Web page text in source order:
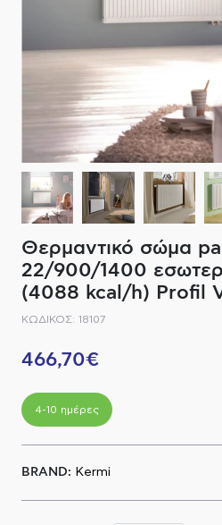
ΔΙΑΚΟΠΤΙΚΟ ΥΛΙΚΟ
ΕΞΟΠΛΙΣΜΟΣ ΘΕΡΜΑΝΣΗΣ
ΗΛΕΚΤΡΙΚΗ ΘΕΡΜΑΝΣΗ
ΦΙΛΤΡΑ ΜΠΑΝΙΟΥ
ΚΑΝΑΤΕΣ-ΠΑΓΟΥΡΙΑ ΦΙΛΤΡΟΥ
ΑΞΕΣΟΥΑΡ
ΜΠΑΤΑΡΙΕΣ ΜΠΑΝΙΟΥ
ΣΤΗΛΕΣ - ΥΔΡΟΜΑΣΑΖ
ΚΑΖΑΝΑΚΙΑ
ΚΑΝΑΛΙΑ ΝΤΟΥΖΙΕΡΑΣ
ΕΞΑΡΤΗΜΑΤΑ ΝΤΟΥΣ
Α.Μ.Ε.Α
Θερμαντικό σώμα
22/900/1400
(4088 kcal/h) Profil
ΚΩΔΙΚΟΣ: 18107
466,70€
4-10 ημέρες
BRAND: Kermi